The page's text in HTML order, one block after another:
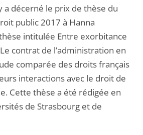
a décerné le prix de thèse du
public 2017 à Hanna
intitulée Entre exorbitance
contrat de l’administration en
comparée des droits français
interactions avec le droit de
Cette thèse a été rédigée en
de Strasbourg et de